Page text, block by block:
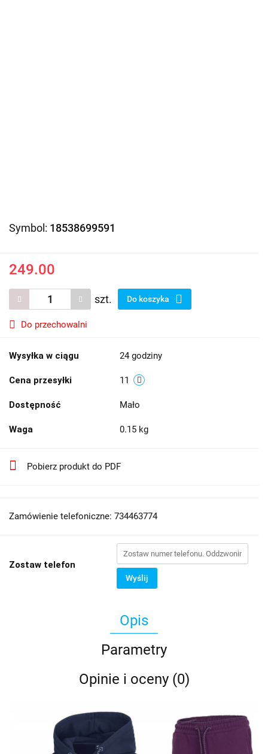
Symbol: 18538699591
249.00
szt. Do koszyka
Do przechowalni
Wysyłka w ciągu 24 godziny
Cena przesyłki 11
Dostępność Mało
Waga 0.15 kg
Pobierz produkt do PDF
Zamówienie telefoniczne: 734463774
Zostaw telefon
Wyślij
Opis
Parametry
Opinie i oceny (0)